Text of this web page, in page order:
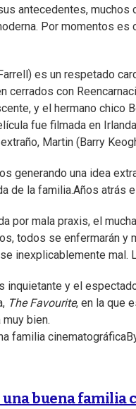
antecedentes,
Por momentos
es un respetado
cerrados con
y el hermano chico
fue filmada en
Martin (Barry
generando una idea
de la familia.Años atrás
por mala praxis, el
todos se enfermarán y
inexplicablemente
inquietante y el
The Favourite, en la que
bien.
familia cinematográfica
una buena familia